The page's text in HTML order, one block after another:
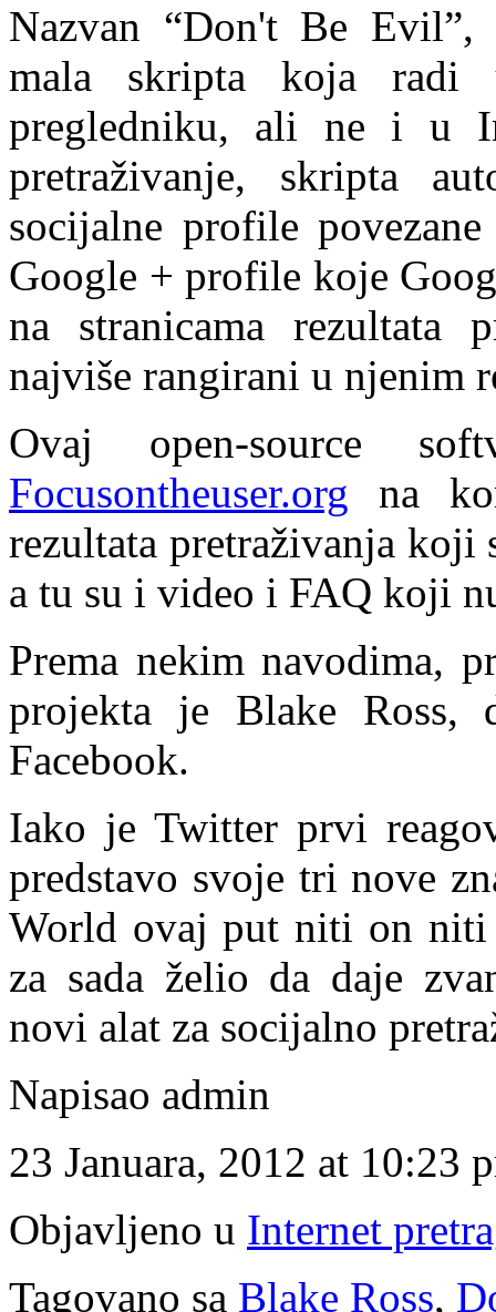
Nazvan “Don't Be
mala skripta koja
pregledniku, ali ne i u
pretraživanje, skripta
socijalne profile
Google + profile koje
na stranicama rezultata
najviše rangirani u njenim
Ovaj open-source
Focusontheuser.org na
rezultata pretraživanja koji
a tu su i video i FAQ koji
Prema nekim navodima,
projekta je Blake Ross,
Facebook.
Iako je Twitter prvi
predstavo svoje tri nove
World ovaj put niti on
za sada želio da daje
novi alat za socijalno
Napisao admin
23 Januara, 2012 at 10:23
Objavljeno u Internet
Tagovano sa Blake Ross,